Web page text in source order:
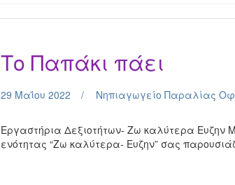
Το Παπάκι πάει
29 Μαΐου 2022 Νηπιαγωγείο Παραλίας
Εργαστήρια Δεξιοτήτων- Ζω καλύτερα Ευζην
ενότητας “Ζω καλύτερα- Ευζην” σας